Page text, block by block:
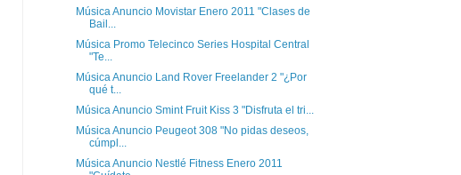
Música Anuncio Movistar Enero 2011 "Clases de
Bail...
Música Promo Telecinco Series Hospital Central
"Te...
Música Anuncio Land Rover Freelander 2 "¿Por
qué t...
Música Anuncio Smint Fruit Kiss 3 "Disfruta el tri...
Música Anuncio Peugeot 308 "No pidas deseos,
cúmpl...
Música Anuncio Nestlé Fitness Enero 2011